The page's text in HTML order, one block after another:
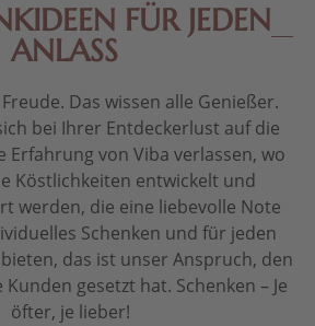
FÜR JEDEN
ANLASS
Das wissen alle Genießer.
bei Ihrer Entdeckerlust auf die
Erfahrung von Viba verlassen, wo
Köstlichkeiten entwickelt und
werden, die eine liebevolle Note
Schenken und für jeden
das ist unser Anspruch, den
gesetzt hat. Schenken – Je
öfter, je lieber!